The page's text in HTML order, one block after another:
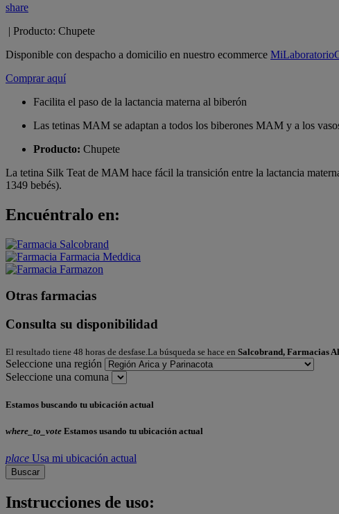
share
| Producto: Chupete
Disponible con despacho a domicilio en nuestro ecommerce
Comprar aquí
Facilita el paso de la lactancia materna al biberón
Las tetinas MAM se adaptan a todos los biberones MAM y a los
Producto: Chupete
La tetina Silk Teat de MAM hace fácil la transición entre la lactancia
1349 bebés).
Encuéntralo en:
Otras farmacias
Consulta su disponibilidad
El resultado tiene 48 horas de desfase.La búsqueda se hace en Salcobrand, Farmacias
Seleccione una región
Seleccione una comuna
Estamos buscando tu ubicación actual
where_to_vote Estamos usando tu ubicación actual
place Usa mi ubicación actual
Buscar
Instrucciones de uso: